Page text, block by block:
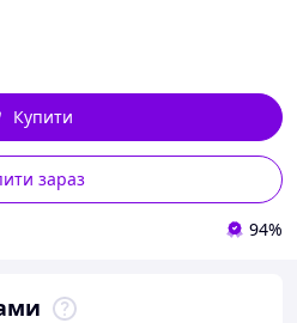
зараз
Купити
94%